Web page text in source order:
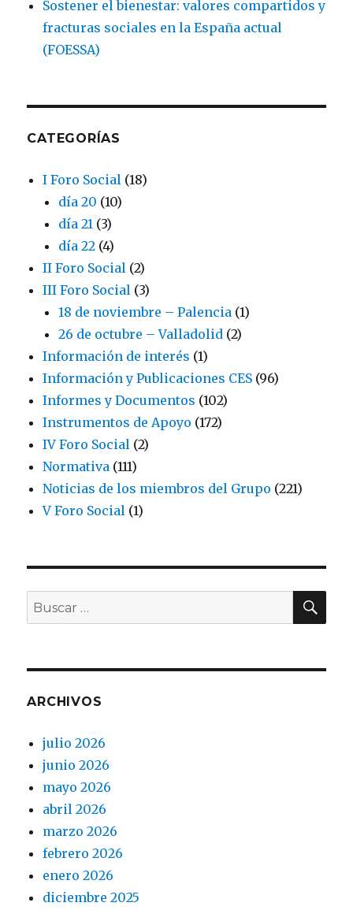
Sostener el bienestar: valores compartidos y
fracturas sociales en la España actual
(FOESSA)
CATEGORÍAS
I Foro Social (18)
día 20 (10)
día 21 (3)
día 22 (4)
II Foro Social (2)
III Foro Social (3)
18 de noviembre – Palencia (1)
26 de octubre – Valladolid (2)
Información de interés (1)
Información y Publicaciones CES (96)
Informes y Documentos (102)
Instrumentos de Apoyo (172)
IV Foro Social (2)
Normativa (111)
Noticias de los miembros del Grupo (221)
V Foro Social (1)
Buscar
por:
ARCHIVOS
julio 2026
junio 2026
mayo 2026
abril 2026
marzo 2026
febrero 2026
enero 2026
diciembre 2025